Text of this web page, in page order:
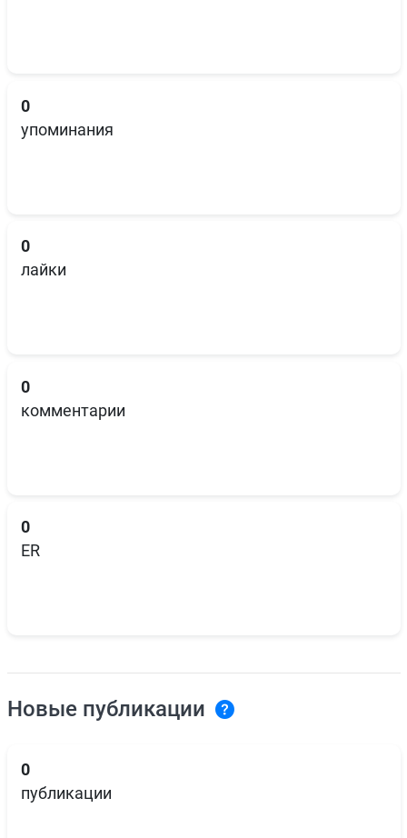
0
упоминания
0
лайки
0
комментарии
0
ER
Новые публикации
0
публикации